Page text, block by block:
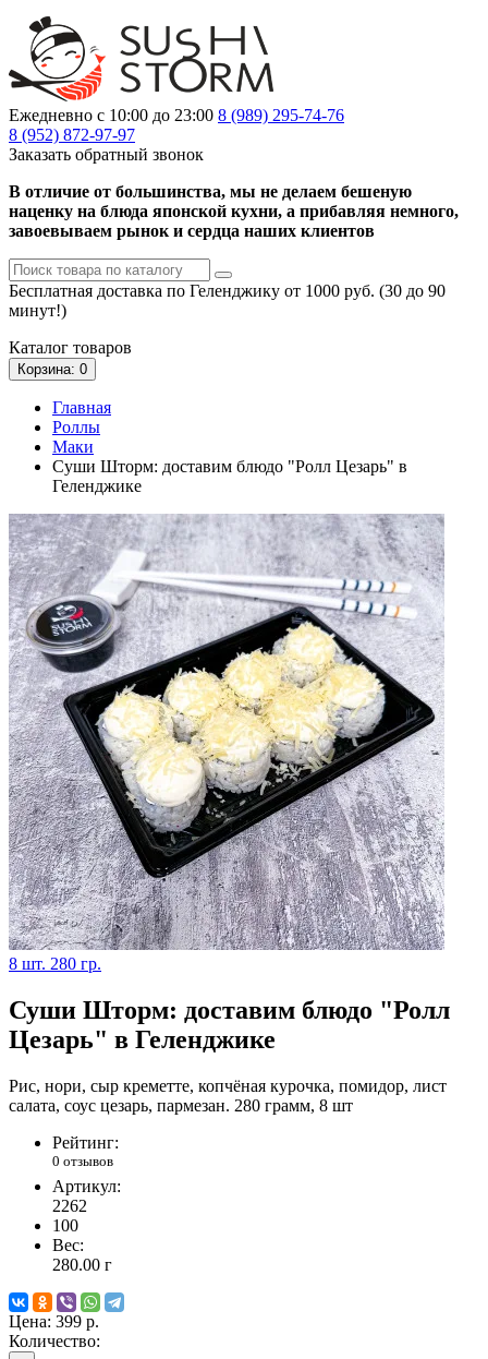
Ежедневно с 10:00 до 23:00 8 (989) 295-74-76
8 (952) 872-97-97
Заказать обратный звонок
В отличие от большинства, мы не делаем бешеную
наценку на блюда японской кухни, а прибавляя немного,
завоевываем рынок и сердца наших клиентов
Бесплатная доставка по Геленджику от 1000 руб. (30 до 90
минут!)
Каталог товаров
Корзина: 0
Главная
Роллы
Маки
Суши Шторм: доставим блюдо "Ролл Цезарь" в
Геленджике
8 шт. 280 гр.
Суши Шторм: доставим блюдо "Ролл
Цезарь" в Геленджике
Рис, нори, сыр креметте, копчёная курочка, помидор, лист
салата, соус цезарь, пармезан. 280 грамм, 8 шт
Рейтинг:
0 отзывов
Артикул:
2262
100
Вес:
280.00 г
Цена: 399 р.
Количество: